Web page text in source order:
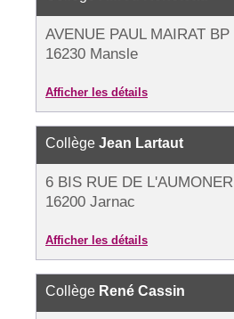
AVENUE PAUL MAIRAT BP
16230 Mansle
Afficher les détails
Collège Jean Lartaut
6 BIS RUE DE
16200 Jarnac
Afficher les détails
Collège René Cassin